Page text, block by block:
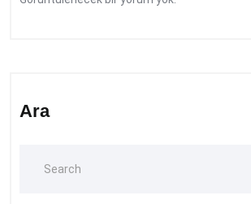
Ara